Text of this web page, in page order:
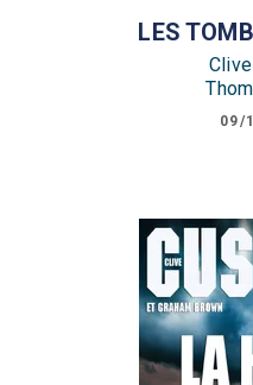
LES
09/